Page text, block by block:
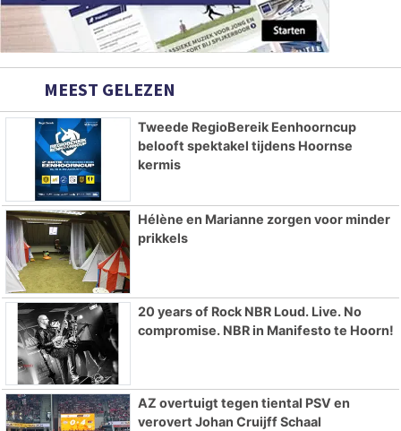
MEEST GELEZEN
Tweede RegioBereik Eenhoorncup
belooft spektakel tijdens Hoornse
kermis
Hélène en Marianne zorgen voor minder
prikkels
20 years of Rock NBR Loud. Live. No
compromise. NBR in Manifesto te Hoorn!
AZ overtuigt tegen tiental PSV en
verovert Johan Cruijff Schaal